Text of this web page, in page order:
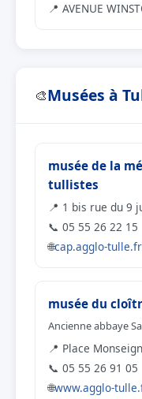
📍 AVENUE
🎨Musées à
musée de la
tullistes
📍 1 bis rue du 9
📞 05 55 26 22 15
🌐cap.agglo-
musée du
Ancienne abbaye
📍 Place
📞 05 55 26 91 05
🌐www.agglo-